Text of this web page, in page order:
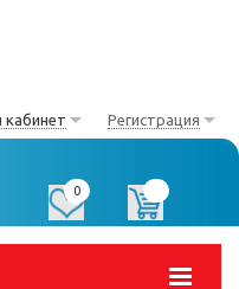
кабинет Регистрация
0